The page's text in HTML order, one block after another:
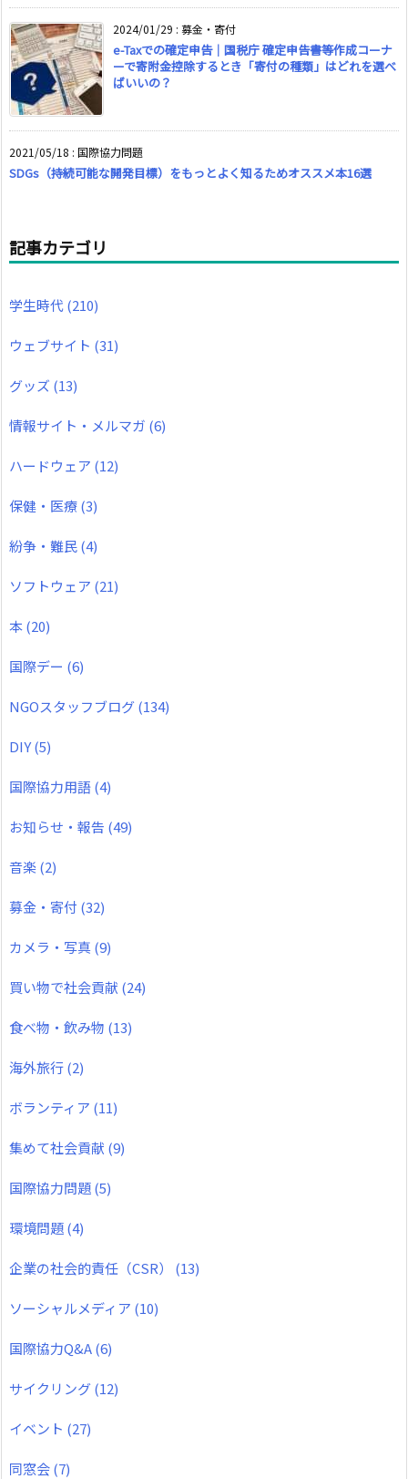
2024/01/29 : 募金・寄付
e-Taxでの確定申告｜国税庁 確定申告書等作成コーナ
ーで寄附金控除するとき「寄付の種類」はどれを選べ
ばいいの？
2021/05/18 : 国際協力問題
SDGs（持続可能な開発目標）をもっとよく知るためオススメ本16選
記事カテゴリ
学生時代(210)
ウェブサイト (31)
グッズ (13)
情報サイト・メルマガ (6)
ハードウェア (12)
保健・医療(3)
紛争・難民(4)
ソフトウェア (21)
本(20)
国際デー (6)
NGOスタッフブログ(134)
DIY(5)
国際協力用語(4)
お知らせ・報告 (49)
音楽(2)
募金・寄付 (32)
カメラ・写真(9)
買い物で社会貢献 (24)
食べ物・飲み物 (13)
海外旅行(2)
ボランティア (11)
集めて社会貢献 (9)
国際協力問題(5)
環境問題(4)
企業の社会的責任（CSR） (13)
ソーシャルメディア (10)
国際協力Q&A(6)
サイクリング(12)
イベント (27)
同窓会(7)